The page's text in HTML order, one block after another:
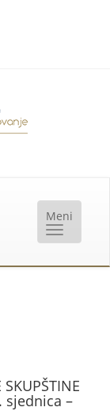
sjednica –